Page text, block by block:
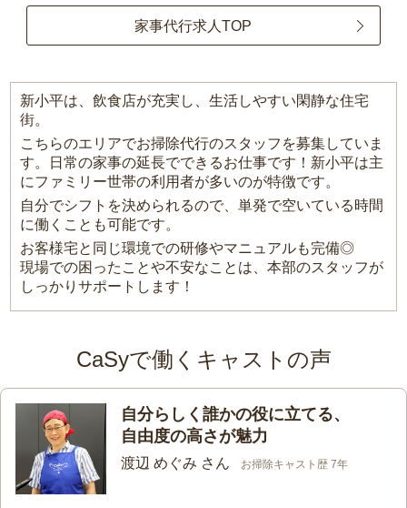
家事代行求人TOP
新小平は、飲食店が充実し、生活しやすい閑静な住宅
街。
こちらのエリアでお掃除代行のスタッフを募集していま
す。日常の家事の延長でできるお仕事です！新小平は主
にファミリー世帯の利用者が多いのが特徴です。
自分でシフトを決められるので、単発で空いている時間
に働くことも可能です。
お客様宅と同じ環境での研修やマニュアルも完備◎
現場での困ったことや不安なことは、本部のスタッフが
しっかりサポートします！
CaSyで働くキャストの声
自分らしく誰かの役に立てる、
自由度の高さが魅力
渡辺 めぐみ さん お掃除キャスト歴 7年